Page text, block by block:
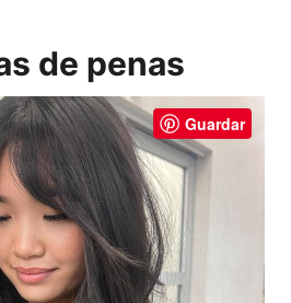
de penas
Guardar